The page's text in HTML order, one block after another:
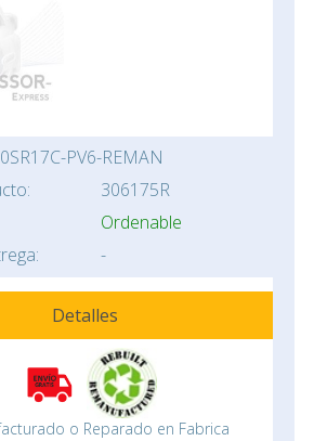
PV6-REMAN
306175R
Ordenable
-
Detalles
o Reparado en Fabrica